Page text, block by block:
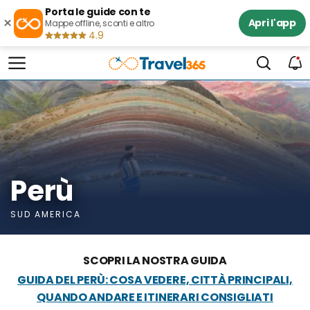
×
Porta le guide con te
Mappe offline, sconti e altro
4.9
Apri l'app
Perù
SUD AMERICA
SCOPRI LA NOSTRA GUIDA
GUIDA DEL PERÙ: COSA VEDERE, CITTÀ PRINCIPALI,
QUANDO ANDARE E ITINERARI CONSIGLIATI